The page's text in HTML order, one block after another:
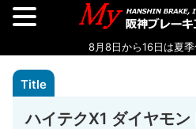
ハイテクX1 ダイヤモン